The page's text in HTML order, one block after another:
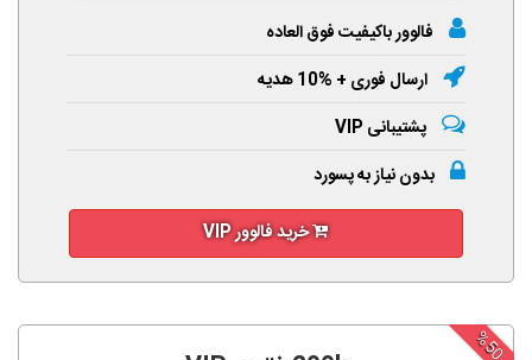
فالوور باکیفیت فوق العاده
ارسال فوری + %10 هدیه
پشتیبانی VIP
بدون نیاز به پسورد
خرید فالوور VIP
%50